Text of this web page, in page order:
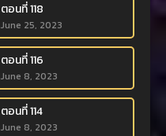
ตอนที่ 118
June 25, 2023
ตอนที่ 116
June 8, 2023
ตอนที่ 114
June 8, 2023